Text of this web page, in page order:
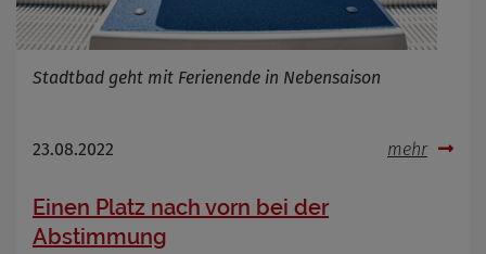
Stadtbad geht mit Ferienende in Nebensaison
23.08.2022 mehr
Einen Platz nach vorn bei der
Abstimmung